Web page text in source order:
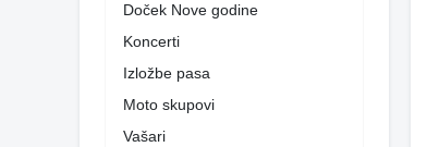
Doček Nove godine
Koncerti
Izložbe pasa
Moto skupovi
Vašari